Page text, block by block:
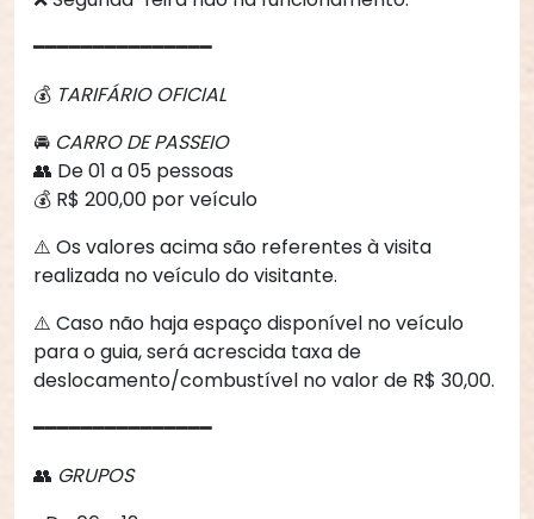
━━━━━━━━━━━━━━━
💰 TARIFÁRIO OFICIAL
🚘 CARRO DE PASSEIO
👥 De 01 a 05 pessoas
💰 R$ 200,00 por veículo
⚠️ Os valores acima são referentes à visita
realizada no veículo do visitante.
⚠️ Caso não haja espaço disponível no veículo
para o guia, será acrescida taxa de
deslocamento/combustível no valor de R$ 30,00.
━━━━━━━━━━━━━━━
👥 GRUPOS